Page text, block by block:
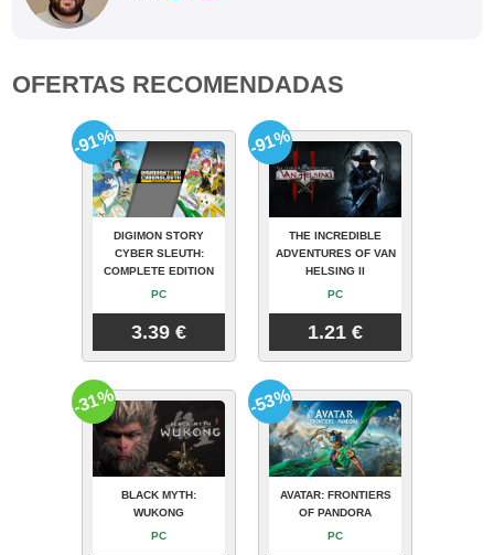
OFERTAS RECOMENDADAS
DIGIMON STORY
CYBER SLEUTH:
COMPLETE EDITION
PC
3.39 €
-91%
THE INCREDIBLE
ADVENTURES OF VAN
HELSING II
PC
1.21 €
-91%
BLACK MYTH:
WUKONG
PC
-31%
AVATAR: FRONTIERS
OF PANDORA
PC
-53%